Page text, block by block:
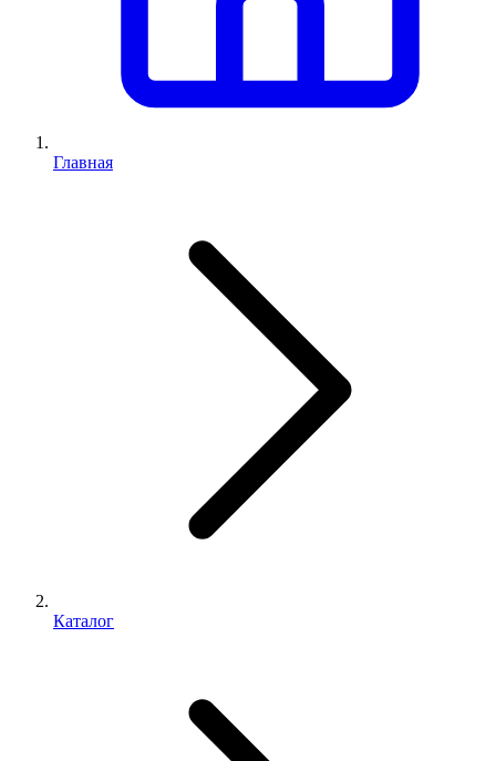
Главная
Каталог